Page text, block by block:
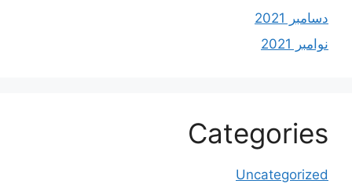
دسامبر 2021
نوامبر 2021
Categories
Uncategorized